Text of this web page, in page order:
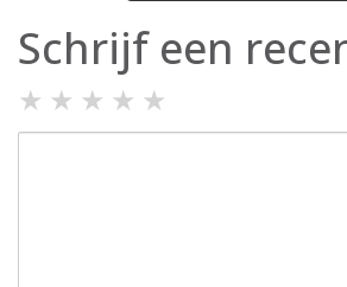
Schrijf een
★ ★ ★ ★ ★